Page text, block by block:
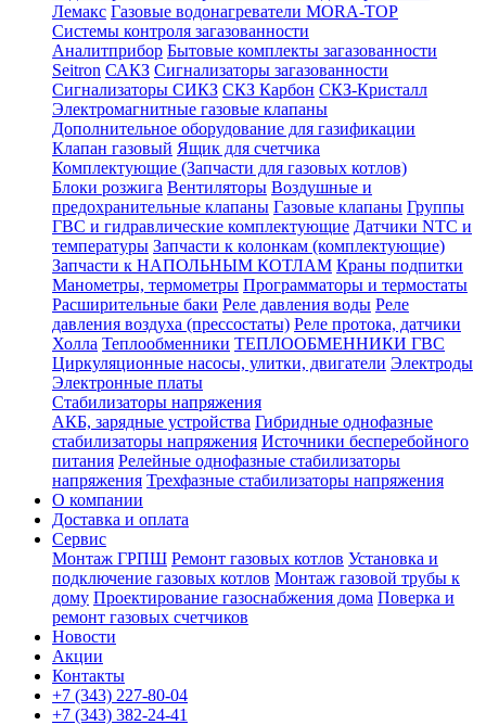
Лемакс Газовые водонагреватели MORA-TOP
Системы контроля загазованности
Аналитприбор Бытовые комплекты загазованности
Seitron САКЗ Сигнализаторы загазованности
Сигнализаторы СИКЗ СКЗ Карбон СКЗ-Кристалл
Электромагнитные газовые клапаны
Дополнительное оборудование для газификации
Клапан газовый Ящик для счетчика
Комплектующие (Запчасти для газовых котлов)
Блоки розжига Вентиляторы Воздушные и
предохранительные клапаны Газовые клапаны Группы
ГВС и гидравлические комплектующие Датчики NTC и
температуры Запчасти к колонкам (комплектующие)
Запчасти к НАПОЛЬНЫМ КОТЛАМ Краны подпитки
Манометры, термометры Программаторы и термостаты
Расширительные баки Реле давления воды Реле
давления воздуха (прессостаты) Реле протока, датчики
Холла Теплообменники ТЕПЛООБМЕННИКИ ГВС
Циркуляционные насосы, улитки, двигатели Электроды
Электронные платы
Стабилизаторы напряжения
АКБ, зарядные устройства Гибридные однофазные
стабилизаторы напряжения Источники бесперебойного
питания Релейные однофазные стабилизаторы
напряжения Трехфазные стабилизаторы напряжения
О компании
Доставка и оплата
Сервис
Монтаж ГРПШ Ремонт газовых котлов Установка и
подключение газовых котлов Монтаж газовой трубы к
дому Проектирование газоснабжения дома Поверка и
ремонт газовых счетчиков
Новости
Акции
Контакты
+7 (343) 227-80-04
+7 (343) 382-24-41